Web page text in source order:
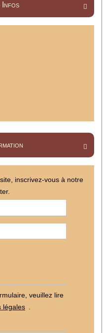

Infos

inscrivez-vous à notre
veuillez lire
légales .